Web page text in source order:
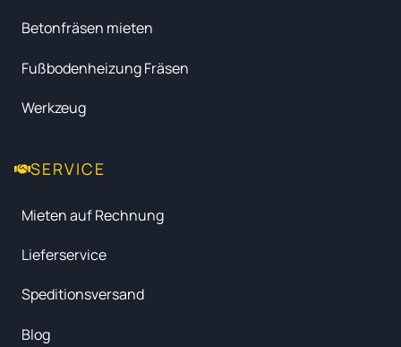
Betonfräsen mieten
Fußbodenheizung Fräsen
Werkzeug
SERVICE
Mieten auf Rechnung
Lieferservice
Speditionsversand
Blog